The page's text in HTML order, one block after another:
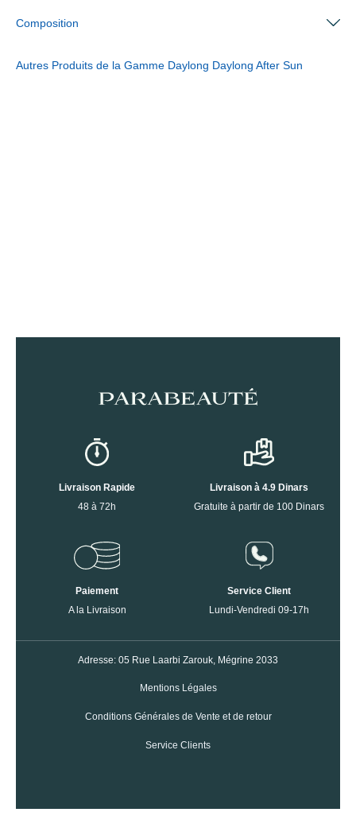
Composition
Autres Produits de la Gamme Daylong Daylong After Sun
Livraison Rapide
48 à 72h
Livraison à 4.9 Dinars
Gratuite à partir de 100 Dinars
Paiement
A la Livraison
Service Client
Lundi-Vendredi 09-17h
Adresse: 05 Rue Laarbi Zarouk, Mégrine 2033
Mentions Légales
Conditions Générales de Vente et de retour
Service Clients